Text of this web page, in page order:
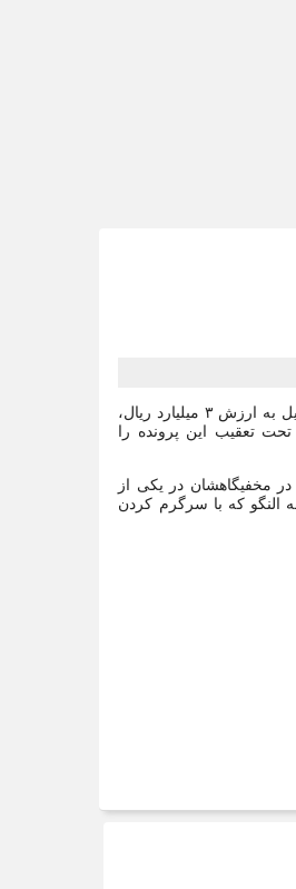
به گزارش کاسپین سرهنگ رضا کاظمی با اشاره به ارجاع پرونده سرقت طلا از یک طلا فروشی در شهر منجیل به ارزش ۳ میلیارد ریال،
تعقیب این پرونده را
و دریافت نیابت در مخفیگاهشان در یکی از
کمک ماموران اداره آگاهی رودبار خبر داد و افزود: از متهمان ۶ رشته گوشواره و ۲ حلقه النگو که با سرگرم کردن